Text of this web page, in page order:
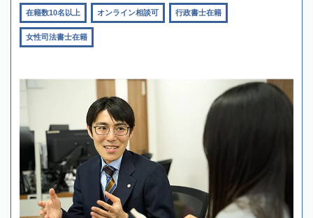
在籍数10名以上 オンライン相談可 行政書士在籍
女性司法書士在籍